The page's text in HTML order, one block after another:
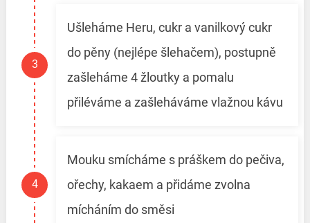
Ušleháme Heru, cukr a vanilkový cukr
do pěny (nejlépe šlehačem), postupně
zašleháme 4 žloutky a pomalu
přiléváme a zašleháváme vlažnou kávu
Mouku smícháme s práškem do pečiva,
ořechy, kakaem a přidáme zvolna
mícháním do směsi